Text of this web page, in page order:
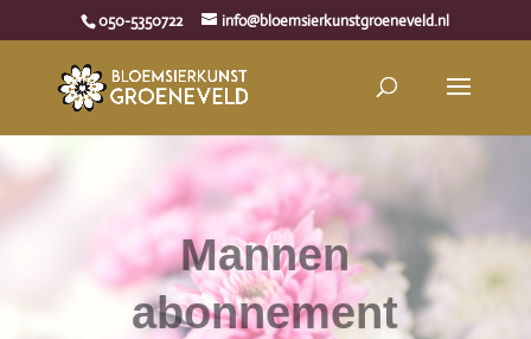
050-5350722 info@bloemsierkunstgroeneveld.nl
Mannen
abonnement